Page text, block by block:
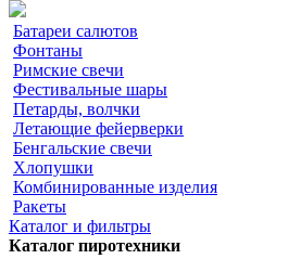
Батареи салютов
Фонтаны
Римские свечи
Фестивальные шары
Петарды, волчки
Летающие фейерверки
Бенгальские свечи
Хлопушки
Комбинированные изделия
Ракеты
Каталог и фильтры
Каталог пиротехники